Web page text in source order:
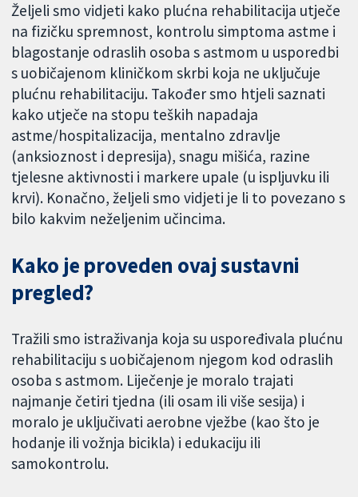
Željeli smo vidjeti kako plućna rehabilitacija utječe
na fizičku spremnost, kontrolu simptoma astme i
blagostanje odraslih osoba s astmom u usporedbi
s uobičajenom kliničkom skrbi koja ne uključuje
plućnu rehabilitaciju. Također smo htjeli saznati
kako utječe na stopu teških napadaja
astme/hospitalizacija, mentalno zdravlje
(anksioznost i depresija), snagu mišića, razine
tjelesne aktivnosti i markere upale (u ispljuvku ili
krvi). Konačno, željeli smo vidjeti je li to povezano s
bilo kakvim neželjenim učincima.
Kako je proveden ovaj sustavni
pregled?
Tražili smo istraživanja koja su uspoređivala plućnu
rehabilitaciju s uobičajenom njegom kod odraslih
osoba s astmom. Liječenje je moralo trajati
najmanje četiri tjedna (ili osam ili više sesija) i
moralo je uključivati aerobne vježbe (kao što je
hodanje ili vožnja bicikla) i edukaciju ili
samokontrolu.